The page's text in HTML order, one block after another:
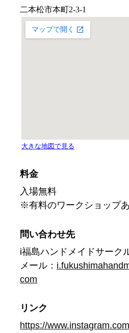
料金
入場無料
※有料のワークショップ
問い合わせ先
i福島ハンドメイドサーク
メール：
com
リンク
https://